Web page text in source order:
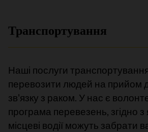
Транспортування
Наші послуги
перевозити людей на прийом
зв'язку з раком. У нас є
програма перевезень, згідно
місцеві водії можуть забрати